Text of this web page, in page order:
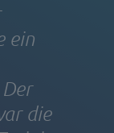
ein
die